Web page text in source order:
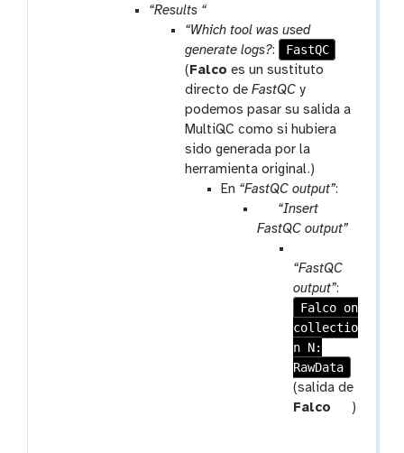
“Results “
“Which tool was used
generate logs?:
FastQC
(Falco es un sustituto
directo deFastQC y
podemos pasar su salida a
MultiQC como si hubiera
sido generada por la
herramienta original.)
En “FastQC output”:
p
a
“Insert
FastQC output”
a
r
a
m
-
c
o
l
“FastQC
output”:
Falco on
collectio
n N:
RawData
(salida de
Falco
t)